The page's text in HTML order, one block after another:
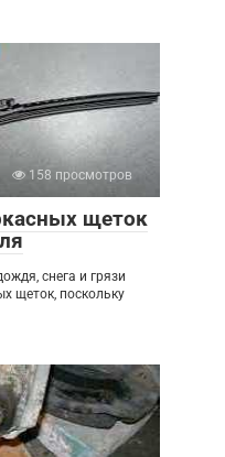
158 просмотров
щеток
снега и грязи
щеток, поскольку